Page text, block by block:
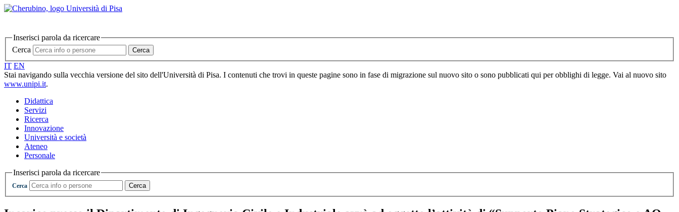
Inserisci parola da ricercare
Cerca
Cerca
IT EN
Stai navigando sulla vecchia versione del sito dell'Università di Pisa. I contenuti che trovi in queste pagine sono in fase di migrazione sul nuovo sito o sono pubblicati qui per obblighi di legge. Vai al nuovo sito
www.unipi.it.
Didattica
Servizi
Ricerca
Innovazione
Università e società
Ateneo
Personale
Inserisci parola da ricercare
Cerca Cerca